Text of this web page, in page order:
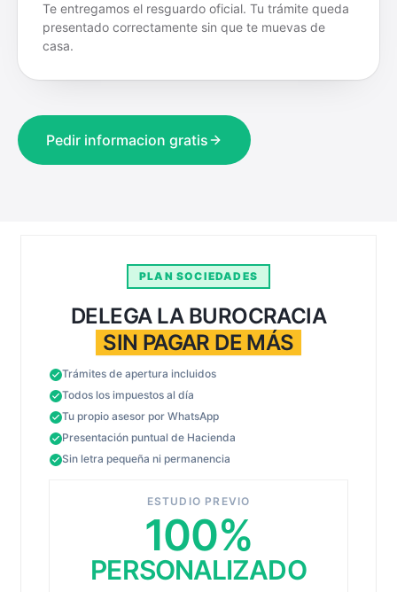
Te entregamos el resguardo oficial. Tu trámite queda
presentado correctamente sin que te muevas de
casa.
Pedir informacion gratis
PLAN SOCIEDADES
DELEGA LA BUROCRACIA
SIN PAGAR DE MÁS
Trámites de apertura incluidos
Todos los impuestos al día
Tu propio asesor por WhatsApp
Presentación puntual de Hacienda
Sin letra pequeña ni permanencia
ESTUDIO PREVIO
100%
PERSONALIZADO